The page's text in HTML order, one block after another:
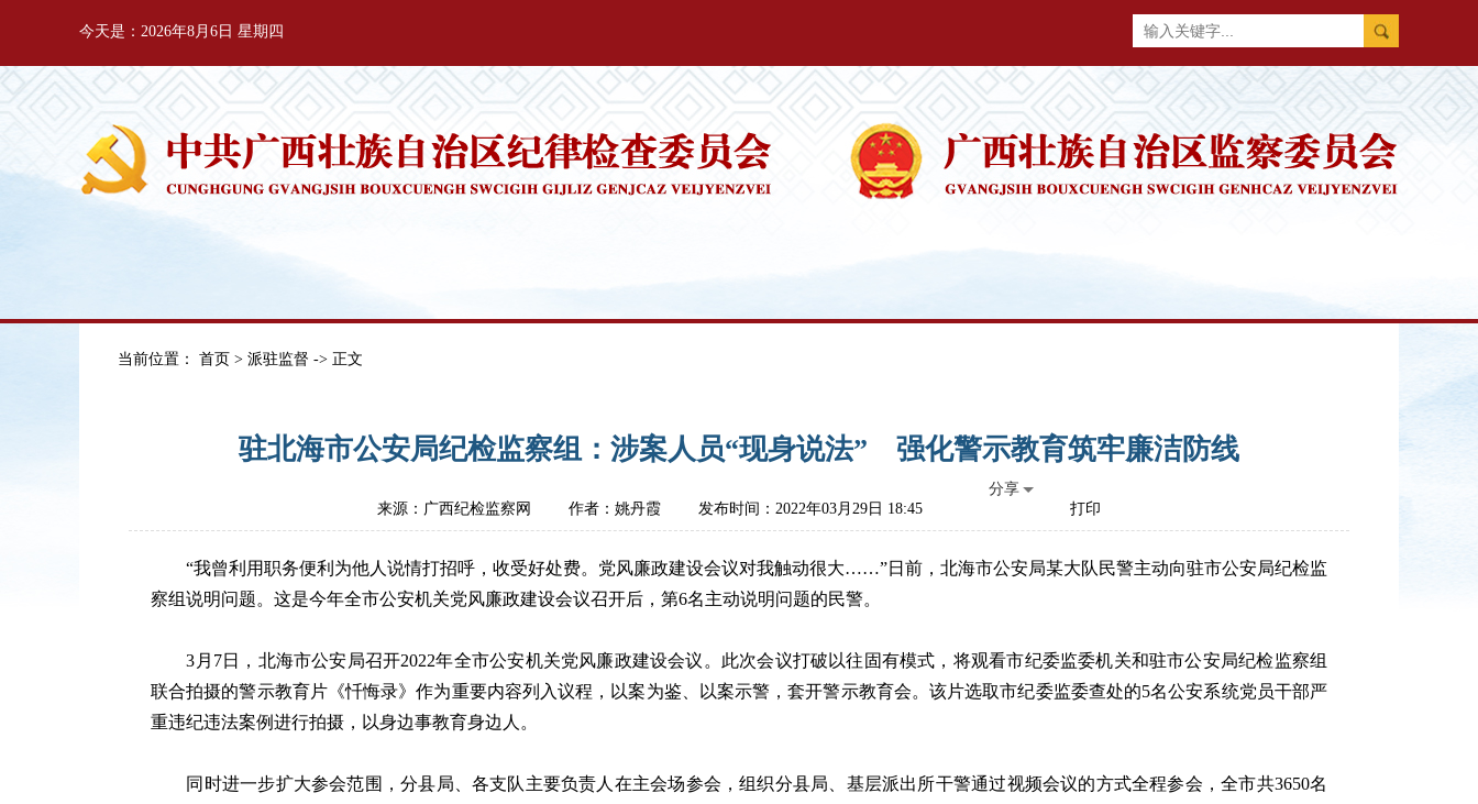
今天是：2026年8月6日 星期四
当前位置： 首页 > 派驻监督 -> 正文
驻北海市公安局纪检监察组：涉案人员“现身说法” 强化警示教育筑牢廉洁防线
来源：广西纪检监察网 作者：姚丹霞 发布时间：2022年03月29日 18:45
分享
打印
“我曾利用职务便利为他人说情打招呼，收受好处费。党风廉政建设会议对我触动很大……”日前，北海市公安局某大队民警主动向驻市公安局纪检监
察组说明问题。这是今年全市公安机关党风廉政建设会议召开后，第6名主动说明问题的民警。
3月7日，北海市公安局召开2022年全市公安机关党风廉政建设会议。此次会议打破以往固有模式，将观看市纪委监委机关和驻市公安局纪检监察组
联合拍摄的警示教育片《忏悔录》作为重要内容列入议程，以案为鉴、以案示警，套开警示教育会。该片选取市纪委监委查处的5名公安系统党员干部严
重违纪违法案例进行拍摄，以身边事教育身边人。
同时进一步扩大参会范围，分县局、各支队主要负责人在主会场参会，组织分县局、基层派出所干警通过视频会议的方式全程参会，全市共3650名